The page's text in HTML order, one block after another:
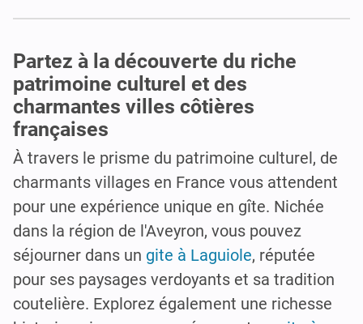
Partez à la découverte du riche
patrimoine culturel et des
charmantes villes côtières
françaises
À travers le prisme du patrimoine culturel, de
charmants villages en France vous attendent
pour une expérience unique en gîte. Nichée
dans la région de l'Aveyron, vous pouvez
séjourner dans un gite à Laguiole, réputée
pour ses paysages verdoyants et sa tradition
coutelière. Explorez également une richesse